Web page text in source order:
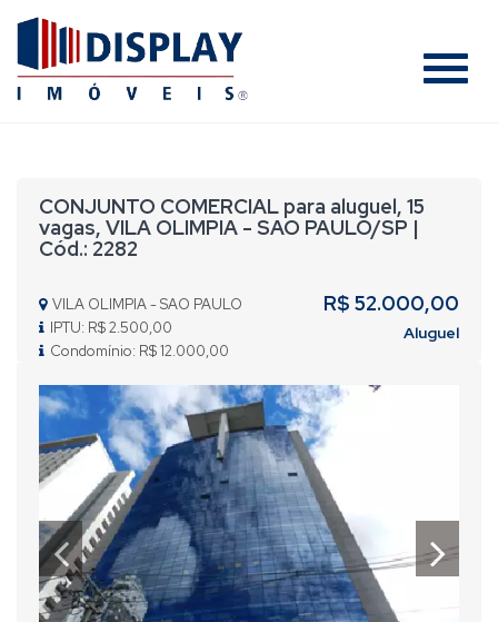
#
CONJUNTO COMERCIAL para aluguel, 15
vagas, VILA OLIMPIA - SAO PAULO/SP |
Cód.: 2282
VILA OLIMPIA - SAO PAULO
IPTU: R$ 2.500,00
Condomínio: R$ 12.000,00
R$ 52.000,00
Aluguel
Previous